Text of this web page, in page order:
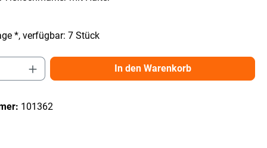
*, verfügbar: 7 Stück
Gib den gewünschten Wert ein
In den Warenkorb
101362